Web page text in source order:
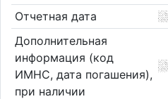
Отчетная дата
Дополнительная
информация (код
ИМНС, дата погашения),
при наличии